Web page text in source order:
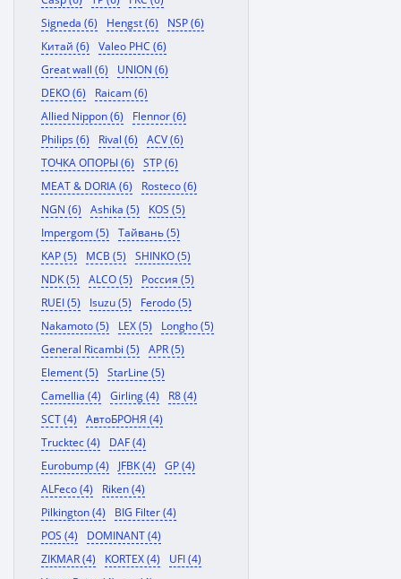
Signeda (6)
Hengst (6)
NSP (6)
Китай (6)
Valeo PHC (6)
Great wall (6)
UNION (6)
DEKO (6)
Raicam (6)
Allied Nippon (6)
Flennor (6)
Philips (6)
Rival (6)
ACV (6)
ТОЧКА ОПОРЫ (6)
STP (6)
MEAT & DORIA (6)
Rosteco (6)
NGN (6)
Ashika (5)
KOS (5)
Impergom (5)
Тайвань (5)
KAP (5)
MCB (5)
SHINKO (5)
NDK (5)
ALCO (5)
Россия (5)
RUEI (5)
Isuzu (5)
Ferodo (5)
Nakamoto (5)
LEX (5)
Longho (5)
General Ricambi (5)
APR (5)
Element (5)
StarLine (5)
Camellia (4)
Girling (4)
R8 (4)
SCT (4)
АвтоБРОНЯ (4)
Trucktec (4)
DAF (4)
Eurobump (4)
JFBK (4)
GP (4)
ALFeco (4)
Riken (4)
Pilkington (4)
BIG Filter (4)
POS (4)
DOMINANT (4)
ZIKMAR (4)
KORTEX (4)
UFI (4)